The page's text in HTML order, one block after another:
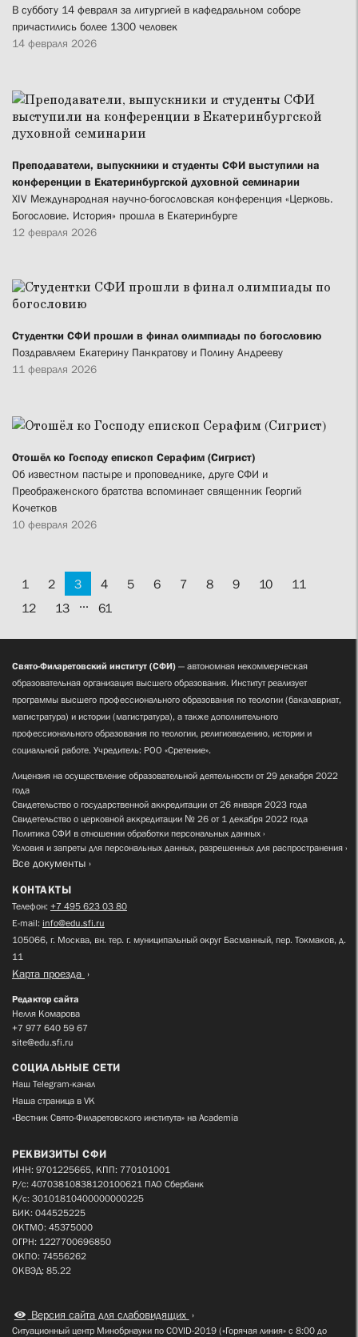
В субботу 14 февраля за литургией в кафедральном соборе
причастились более 1300 человек
14 февраля 2026
Преподаватели, выпускники и студенты СФИ выступили на
конференции в Екатеринбургской духовной семинарии
XIV Международная научно-богословская конференция «Церковь.
Богословие. История» прошла в Екатеринбурге
12 февраля 2026
Студентки СФИ прошли в финал олимпиады по богословию
Поздравляем Екатерину Панкратову и Полину Андрееву
11 февраля 2026
Отошёл ко Господу епископ Серафим (Сигрист)
Об известном пастыре и проповеднике, друге СФИ и
Преображенского братства вспоминает священник Георгий
Кочетков
10 февраля 2026
1 2 3 4 5 6 7 8 9 10
11
12
13 ... 61
Свято-Филаретовский институт (СФИ) — автономная некоммерческая
образовательная организация высшего образования. Институт реализует
программы высшего профессионального образования по теологии (бакалавриат,
магистратура) и истории (магистратура), а также дополнительного
профессионального образования по теологии, религиоведению, истории и
социальной работе. Учредитель: РОО «Сретение».
Лицензия на осуществление образовательной деятельности от 29 декабря 2022
года
Свидетельство о государственной аккредитации от 26 января 2023 года
Свидетельство о церковной аккредитации № 26 от 1 декабря 2022 года
Политика СФИ в отношении обработки персональных данных
Условия и запреты для персональных данных, разрешенных для распространения
Все документы
КОНТАКТЫ
Телефон: +7 495 623 03 80
E-mail: info@edu.sfi.ru
105066, г. Москва, вн. тер. г. муниципальный округ Басманный, пер. Токмаков, д.
11
Карта проезда
Редактор сайта
Нелля Комарова
+7 977 640 59 67
site@edu.sfi.ru
СОЦИАЛЬНЫЕ СЕТИ
Наш Telegram-канал
Наша страница в VK
«Вестник Свято-Филаретовского института» на Academia
РЕКВИЗИТЫ СФИ
ИНН: 9701225665, КПП: 770101001
Р/с: 40703810838120100621 ПАО Сбербанк
К/с: 30101810400000000225
БИК: 044525225
ОКТМО: 45375000
ОГРН: 1227700696850
ОКПО: 74556262
ОКВЭД: 85.22
Версия сайта для слабовидящих
Ситуационный центр Минобрнауки по COVID-2019 («Горячая линия» с 8:00 до